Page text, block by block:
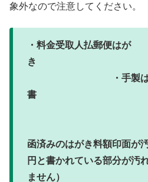
象外なので注意してください。
・料金受取人払郵便はが
き
・ 手製
書
・
函済みのはがき料額印面が
円と書かれている部分が
ません）